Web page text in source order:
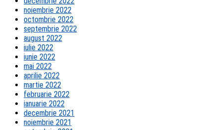
noiembrie 2022
octombrie 2022
septembrie 2022
august 2022
iulie 2022
iunie 2022
mai 2022
aprilie 2022
martie 2022
februarie 2022
ianuarie 2022
decembrie 2021
noiembrie 2021